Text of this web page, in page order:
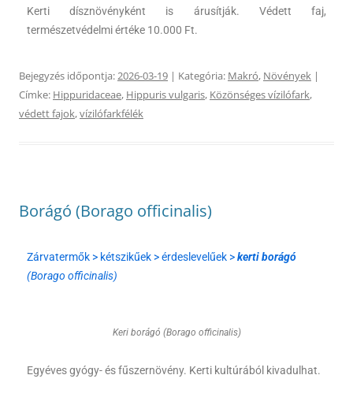
Kerti dísznövényként is árusítják. Védett faj,
természetvédelmi értéke 10.000 Ft.
Bejegyzés időpontja:2026-03-19 | Kategória: Makró, Növények |
Címke: Hippuridaceae, Hippuris vulgaris, Közönséges vízilófark,
védett fajok,vízilófarkfélék
Borágó (Borago officinalis)
Zárvatermők > kétszikűek > érdeslevelűek >kerti borágó
(Borago officinalis)
Keri borágó (Borago officinalis)
Egyéves gyógy- és fűszernövény. Kerti kultúrából kivadulhat.